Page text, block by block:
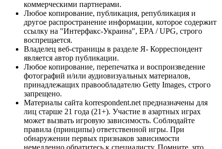
коммерческими партнерами.
Любое копирование, публикация, републикация и
другое распространение информации, которое содержит
ссылку на "Интерфакс-Украина", EPA / UPG, строго
воспрещается.
Владелец веб-страницы в разделе Я- Корреспондент
является автор публикации.
Любое копирование, перепечатка и воспроизведение
фотографий и/или аудиовизуальных материалов,
принадлежащих правообладателю Getty Images, строго
запрещено.
Материалы сайта korrespondent.net предназначены для
лиц старше 21 года (21+). Участие в азартных играх
может вызвать игровую зависимость. Соблюдайте
правила (принципы) ответственной игры. При
обнаружении первых признаков зависимости
немедленно обратитесь к специалисту. Помните, что